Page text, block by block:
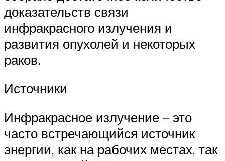
доказательств связи
инфракрасного излучения и
развития опухолей и некоторых
раков.
Источники
Инфракрасное излучение – это
часто встречающийся источник
энергии, как на рабочих местах, так